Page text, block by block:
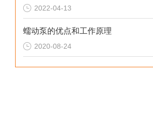
2022-04-13
蠕动泵的优点和工作原理
2020-08-24